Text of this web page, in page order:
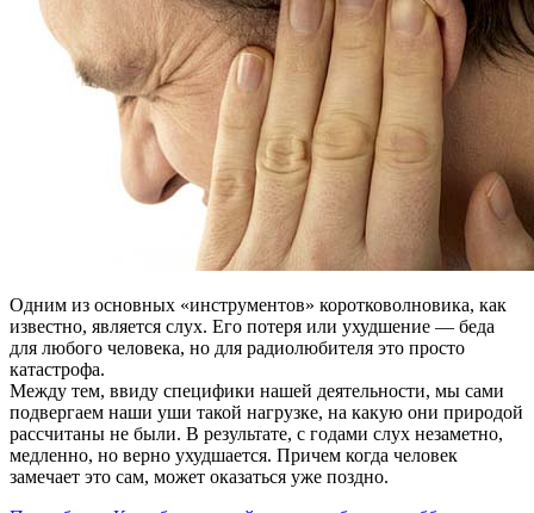
Одним из основных «инструментов» коротковолновика, как
известно, является слух. Его потеря или ухудшение — беда
для любого человека, но для радиолюбителя это просто
катастрофа.
Между тем, ввиду специфики нашей деятельности, мы сами
подвергаем наши уши такой нагрузке, на какую они природой
рассчитаны не были. В результате, с годами слух незаметно,
медленно, но верно ухудшается. Причем когда человек
замечает это сам, может оказаться уже поздно.